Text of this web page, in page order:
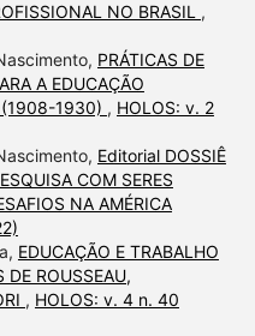
NO BRASIL ,
PRÁTICAS DE
A EDUCAÇÃO
(1908-1930) , HOLOS: v. 2
Editorial DOSSIÊ
COM SERES
NA AMÉRICA
EDUCAÇÃO E TRABALHO
DE ROUSSEAU,
, HOLOS: v. 4 n. 40